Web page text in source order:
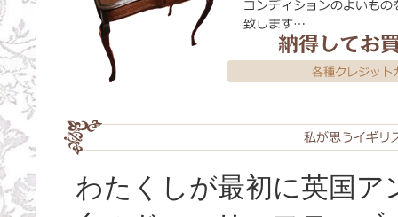
わたくしが最初に英国